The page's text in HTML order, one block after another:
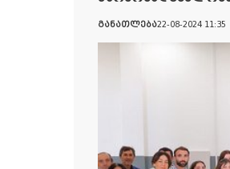
განათლება22-08-2024 11:35